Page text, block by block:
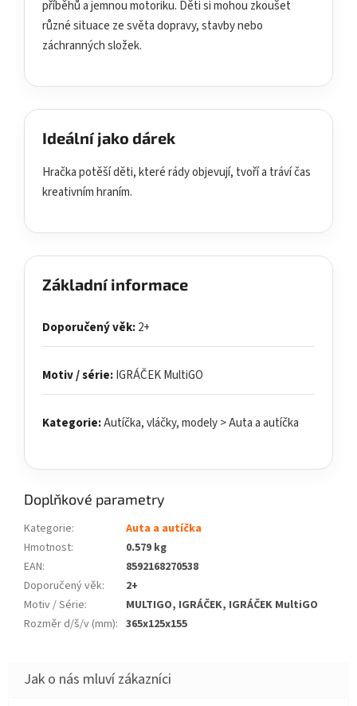
příběhů a jemnou motoriku. Děti si mohou zkoušet
různé situace ze světa dopravy, stavby nebo
záchranných složek.
Ideální jako dárek
Hračka potěší děti, které rády objevují, tvoří a tráví čas
kreativním hraním.
Základní informace
Doporučený věk:2+
Motiv / série:IGRÁČEK MultiGO
Kategorie:Autíčka, vláčky, modely > Auta a autíčka
Doplňkové parametry
Kategorie:
Auta a autíčka
Hmotnost:
0.579 kg
EAN:
8592168270538
Doporučený věk:
2+
Motiv / Série:
MULTIGO, IGRÁČEK, IGRÁČEK MultiGO
Rozměr d/š/v (mm): 365x125x155